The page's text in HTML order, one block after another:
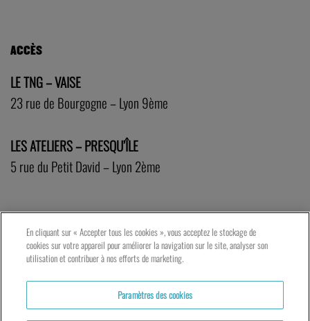
ACCÈS
LE TNG – VAISE
23 rue de Bourgogne – Lyon 9ème
LES ATELIERS – PRESQU’ÎLE
5 rue du Petit David – Lyon 2ème
En cliquant sur « Accepter tous les cookies », vous acceptez le stockage de
cookies sur votre appareil pour améliorer la navigation sur le site, analyser son
utilisation et contribuer à nos efforts de marketing.
Paramètres des cookies